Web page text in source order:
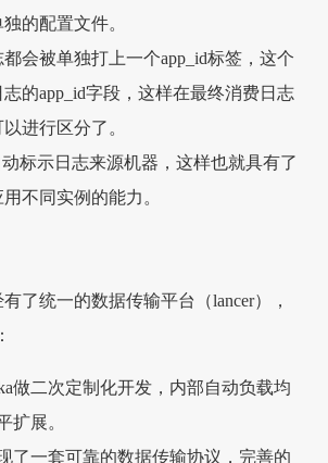
的配置文件。
会被单独打上一个app_id标签，这个
的app_id字段，这样在最终消费日志
进行区分了。
动标示日志来源机器，这样也就具有了
不同实例的能力。
了统一的数据传输平台（lancer），
做二次定制化开发，内部自动负载均
扩展。
了一套可靠的数据传输协议，完善的